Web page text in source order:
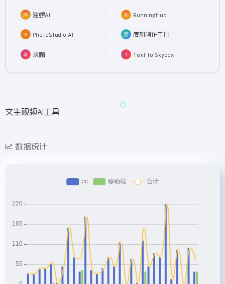
海螺AI RunningHub
PhotoStudio AI 度加创作工具
录咖 Text to Skybox
文生视频AI工具
数据统计